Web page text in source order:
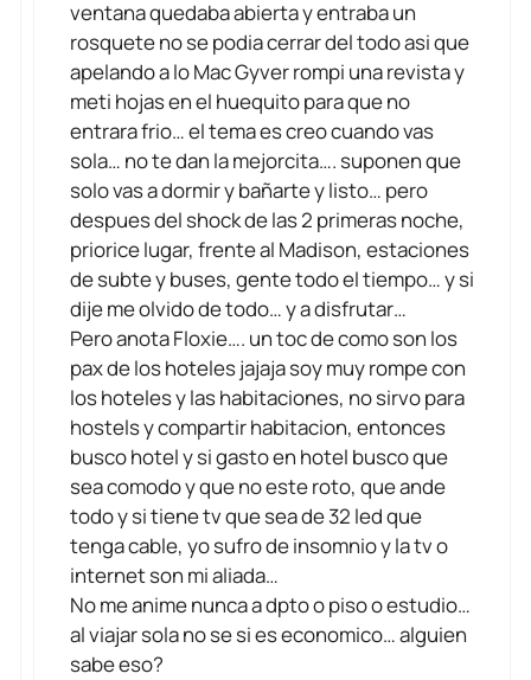
ventana quedaba abierta y entraba un
rosquete no se podia cerrar del todo asi que
apelando a lo Mac Gyver rompi una revista y
meti hojas en el huequito para que no
entrara frio… el tema es creo cuando vas
sola… no te dan la mejorcita…. suponen que
solo vas a dormir y bañarte y listo… pero
despues del shock de las 2 primeras noche,
priorice lugar, frente al Madison, estaciones
de subte y buses, gente todo el tiempo… y si
dije me olvido de todo… y a disfrutar…
Pero anota Floxie…. un toc de como son los
pax de los hoteles jajaja soy muy rompe con
los hoteles y las habitaciones, no sirvo para
hostels y compartir habitacion, entonces
busco hotel y si gasto en hotel busco que
sea comodo y que no este roto, que ande
todo y si tiene tv que sea de 32 led que
tenga cable, yo sufro de insomnio y la tv o
internet son mi aliada…
No me anime nunca a dpto o piso o estudio…
al viajar sola no se si es economico… alguien
sabe eso?